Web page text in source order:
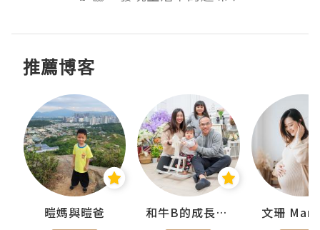
推薦博客
暟媽與暟爸 和牛B的成長日記 文珊